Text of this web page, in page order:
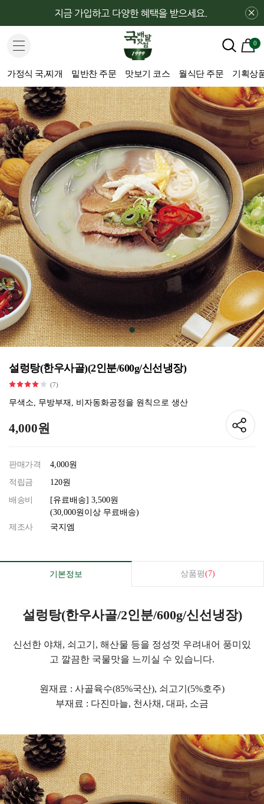
×
0
가정식 국,찌개 밑반찬 주문 맛보기 코스 월식단 주문 기획상
설렁탕(한우사골)(2인분/600g/신선냉장)
(7)
무색소, 무방부재, 비자동화공정을 원칙으로 생산
4,000원
판매가격
4,000원
적립금
120원
배송비
[유료배송] 3,500원
(30,000원이상 무료배송)
제조사
국지엠
기본정보 상품평(7)
설렁탕(한우사골/2인분/600g/신선냉장)
신선한 야채, 쇠고기, 해산물 등을 정성껏 우려내어 풍미있
고 깔끔한 국물맛을 느끼실 수 있습니다.
원재료 : 사골육수(85%국산), 쇠고기(5%호주)
부재료 : 다진마늘, 천사채, 대파, 소금